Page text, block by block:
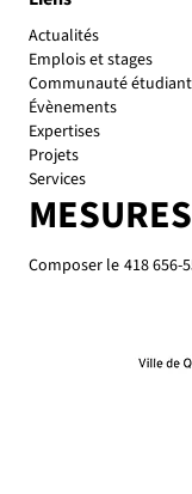
Actualités
Emplois et stages
Communauté
Évènements
Expertises
Projets
Services
Composer le 418 656-